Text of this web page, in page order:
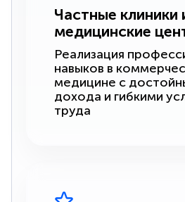
Частные клиники
медицинские
Реализация
навыков в
медицине с
дохода и гибкими
труда